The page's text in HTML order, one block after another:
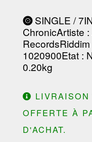
SINGLE /
ChronicArtiste :
RecordsRiddim
1020900Etat:
0.20kg
OFFERTE À
D'ACHAT.